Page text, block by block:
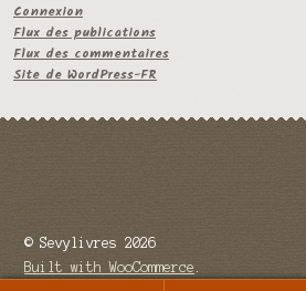
Connexion
Flux des publications
Flux des commentaires
Site de WordPress-FR
© Sevylivres 2026
Built with WooCommerce